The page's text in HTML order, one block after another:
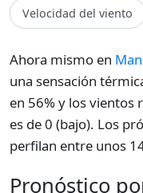
Velocidad del viento
Ahora mismo en
una sensación
en 56% y los vientos
es de 0 (bajo). Los
perfilan entre unos
Pronóstico